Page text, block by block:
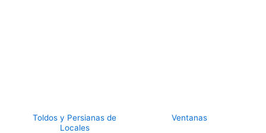
Toldos y Persianas de
Locales
Ventanas